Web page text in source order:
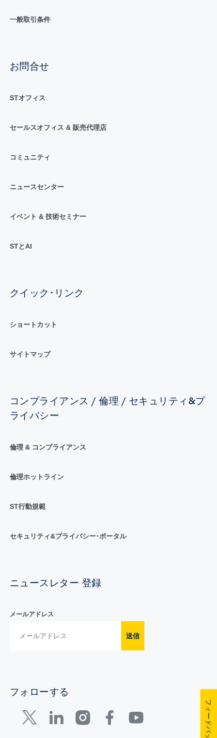
一般取引条件
お問合せ
STオフィス
セールスオフィス & 販売代理店
コミュニティ
ニュースセンター
イベント & 技術セミナー
STとAI
クイック･リンク
ショートカット
サイトマップ
コンプライアンス / 倫理 / セキュリティ&プ
ライバシー
倫理 & コンプライアンス
倫理ホットライン
ST行動規範
セキュリティ&プライバシー･ポータル
ニュースレター 登録
メールアドレス
送信
フォローする
フィードバック